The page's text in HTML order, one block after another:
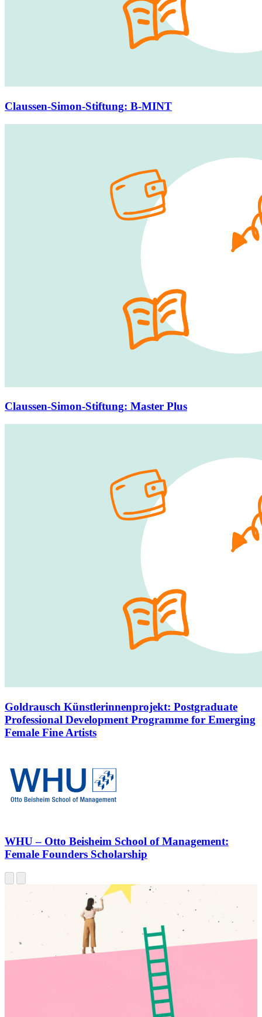
Claussen-Simon-Stiftung: B-MINT
Claussen-Simon-Stiftung: Master Plus
Goldrausch Künstlerinnenprojekt: Postgraduate
Professional Development Programme for Emerging
Female Fine Artists
WHU – Otto Beisheim School of Management:
Female Founders Scholarship